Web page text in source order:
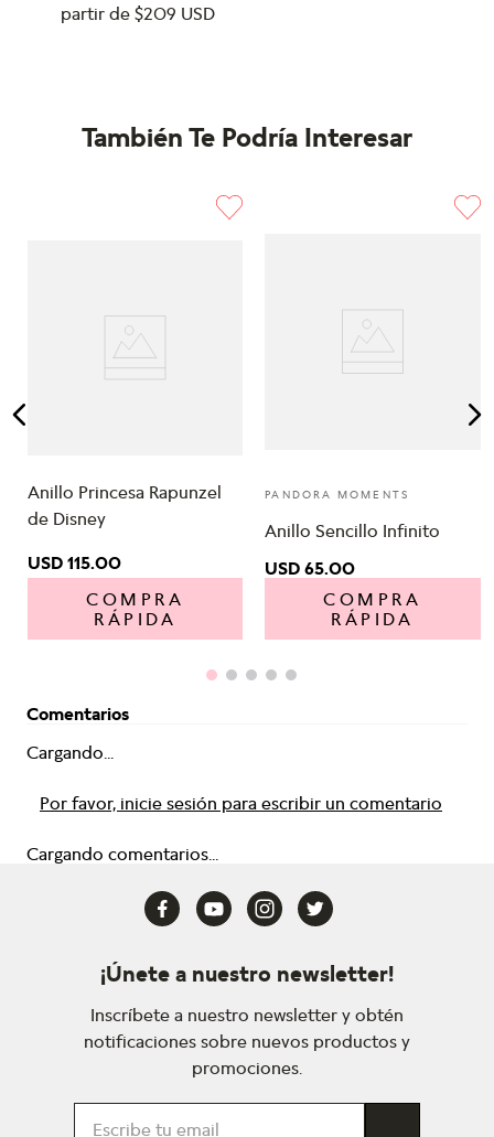
partir de $209 USD
También Te Podría Interesar
Anillo Princesa Rapunzel
de Disney
USD 115.00
COMPRA
RÁPIDA
PANDORA MOMENTS
Anillo Sencillo Infinito
USD 65.00
COMPRA
RÁPIDA
Comentarios
Cargando...
Por favor, inicie sesión para escribir un comentario
Cargando comentarios...
¡Únete a nuestro newsletter!
Inscríbete a nuestro newsletter y obtén
notificaciones sobre nuevos productos y
promociones.